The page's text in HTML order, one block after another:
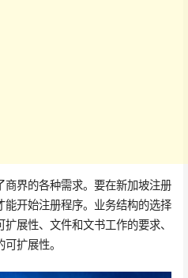
界的各种需求。要在新加坡注册
开始注册程序。业务结构的选择
展性、文件和文书工作的要求、
扩展性。